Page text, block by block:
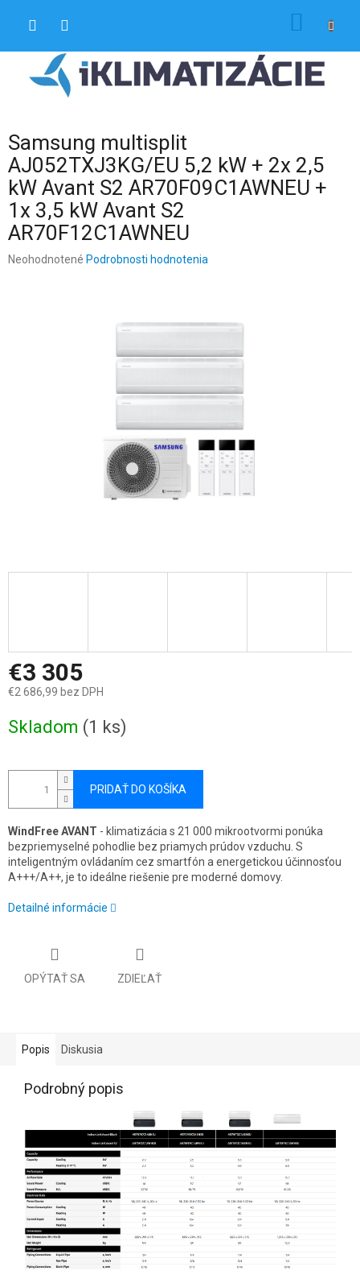
Samsung multisplit
AJ052TXJ3KG/EU 5,2 kW + 2x 2,5
kW Avant S2 AR70F09C1AWNEU +
1x 3,5 kW Avant S2
AR70F12C1AWNEU
Priemerné
Neohodnotené Podrobnosti hodnotenia
€3 305
€2 686,99 bez DPH
cena:
Skladom (1 ks)
PRIDAŤ DO KOŠÍKA
WindFree AVANT - klimatizácia s 21 000 mikrootvormi ponúka
bezpriemyselné pohodlie bez priamych prúdov vzduchu. S
inteligentným ovládaním cez smartfón a energetickou účinnosťou
A+++/A++, je to ideálne riešenie pre moderné domovy.
Detailné informácie
OPÝTAŤ SA ZDIEĽAŤ
Popis Diskusia
Podrobný popis